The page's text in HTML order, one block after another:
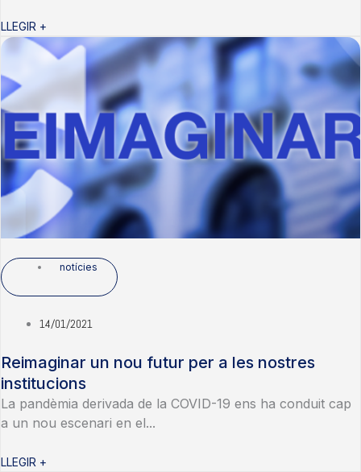
LLEGIR +
notícies
14/01/2021
Reimaginar un nou futur per a les nostres
institucions
La pandèmia derivada de la COVID-19 ens ha conduit cap
a un nou escenari en el...
LLEGIR +